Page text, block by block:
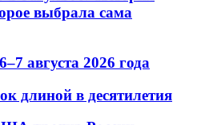
выбрала сама
августа 2026 года
длиной в десятилетия